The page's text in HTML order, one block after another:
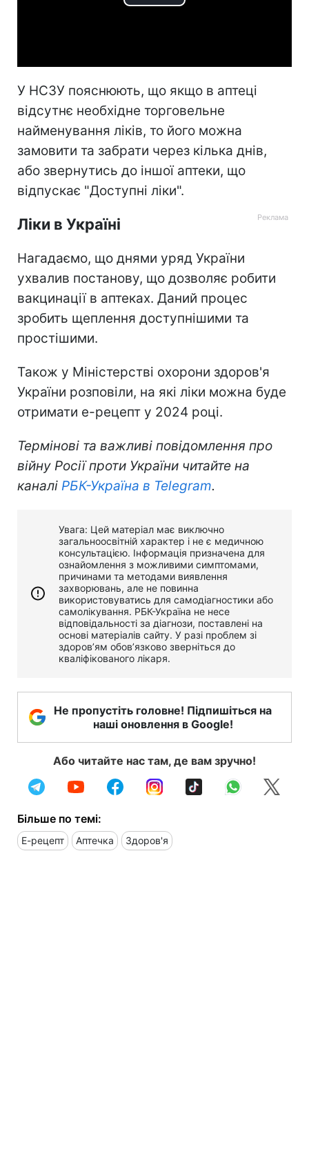
Play
У НСЗУ пояснюють, що якщо в аптеці
відсутнє необхідне торговельне
найменування ліків, то його можна
замовити та забрати через кілька днів,
або звернутись до іншої аптеки, що
відпускає "Доступні ліки".
Ліки в Україні
Нагадаємо, що днями уряд України
ухвалив постанову, що дозволяє робити
вакцинації в аптеках. Даний процес
зробить щеплення доступнішими та
простішими.
Також у Міністерстві охорони здоров'я
України розповіли, на які ліки можна буде
отримати е-рецепт у 2024 році.
Термінові та важливі повідомлення про
війну Росії проти України читайте на
каналі РБК-Україна в Telegram.
Увага: Цей матеріал має виключно
загальноосвітній характер і не є медичною
консультацією. Інформація призначена для
ознайомлення з можливими симптомами,
причинами та методами виявлення
захворювань, але не повинна
використовуватись для самодіагностики або
самолікування. РБК-Україна не несе
відповідальності за діагнози, поставлені на
основі матеріалів сайту. У разі проблем зі
здоров’ям обов’язково зверніться до
кваліфікованого лікаря.
Не пропустіть головне! Підпишіться на
наші оновлення в Google!
Або читайте нас там, де вам зручно!
Більше по темі:
Е-рецепт Аптечка Здоров'я